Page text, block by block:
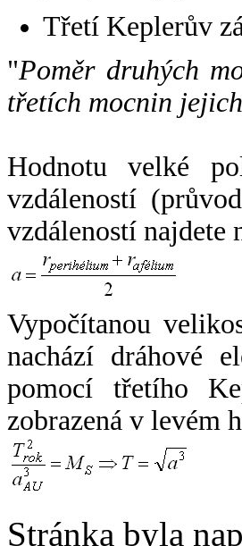
Třetí Keplerův
"Poměr druhých
třetích mocnin
Hodnotu velké
vzdáleností
vzdáleností najdete
Vypočítanou
nachází dráhové
pomocí třetího
zobrazená v levém
Stránka byla